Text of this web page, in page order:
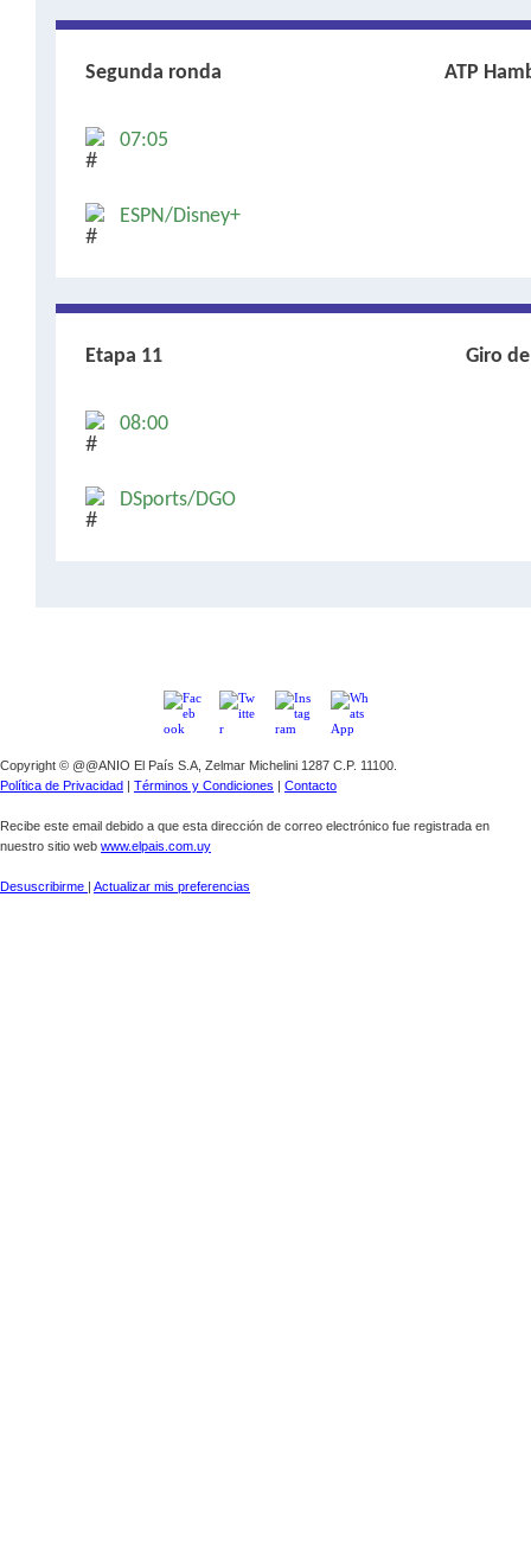
Segunda ronda ATP
07:05
ESPN/Disney+
Etapa 11 Giro
08:00
DSports/DGO
Copyright © @@ANIO El País S.A, Zelmar Michelini 1287 C.P. 11100.
Política de Privacidad | Términos y Condiciones | Contacto
Recibe este email debido a que esta dirección de correo electrónico fue registrada en
nuestro sitio web www.elpais.com.uy
Desuscribirme | Actualizar mis preferencias